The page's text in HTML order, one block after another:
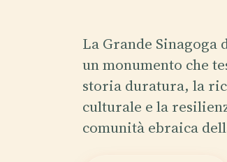
La Grande Sinagoga
un monumento che
storia duratura, la
culturale e la
comunità ebraica